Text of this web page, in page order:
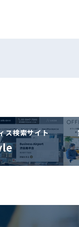
ス検索サイト